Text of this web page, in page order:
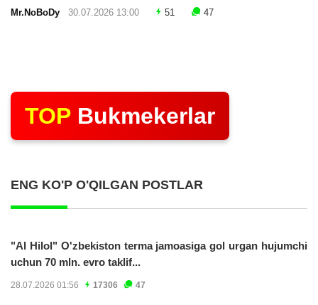
Mr.NoBoDy 30.07.2026 13:00 51 47
TOP Bukmekerlar
ENG KO'P O'QILGAN POSTLAR
"Al Hilol" O'zbekiston terma jamoasiga gol urgan hujumchi
uchun 70 mln. evro taklif...
28.07.2026 01:56 17306 47